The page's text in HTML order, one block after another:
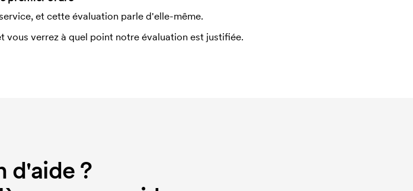
et cette évaluation parle d'elle-même.
vous verrez à quel point notre évaluation est justifiée.
d'aide ?